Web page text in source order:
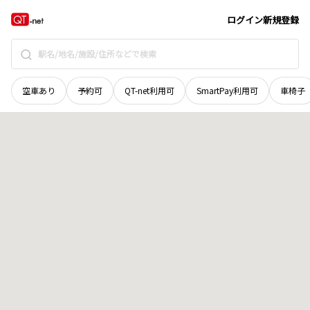
ログイン新規登録
空車あり 予約可 QT-net利用可 SmartPay利用可 車椅子
滋賀県